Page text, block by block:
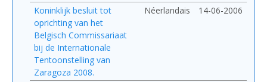
Koninklijk besluit tot
oprichting van het
Belgisch Commissariaat
bij de Internationale
Tentoonstelling van
Zaragoza 2008.
Néerlandais 14-06-2006